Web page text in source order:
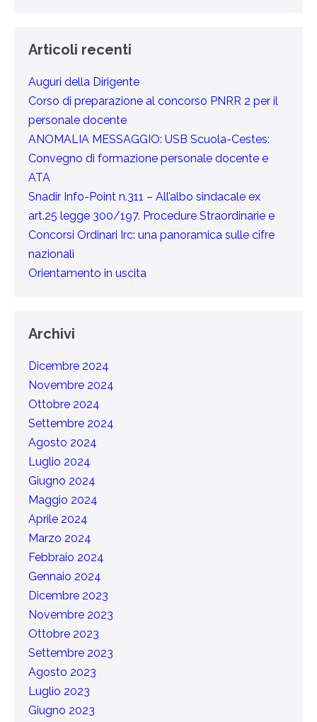
Articoli recenti
Auguri della Dirigente
Corso di preparazione al concorso PNRR 2 per il
personale docente
ANOMALIA MESSAGGIO: USB Scuola-Cestes:
Convegno di formazione personale docente e
ATA
Snadir Info-Point n.311 – All’albo sindacale ex
art.25 legge 300/197. Procedure Straordinarie e
Concorsi Ordinari Irc: una panoramica sulle cifre
nazionali
Orientamento in uscita
Archivi
Dicembre 2024
Novembre 2024
Ottobre 2024
Settembre 2024
Agosto 2024
Luglio 2024
Giugno 2024
Maggio 2024
Aprile 2024
Marzo 2024
Febbraio 2024
Gennaio 2024
Dicembre 2023
Novembre 2023
Ottobre 2023
Settembre 2023
Agosto 2023
Luglio 2023
Giugno 2023